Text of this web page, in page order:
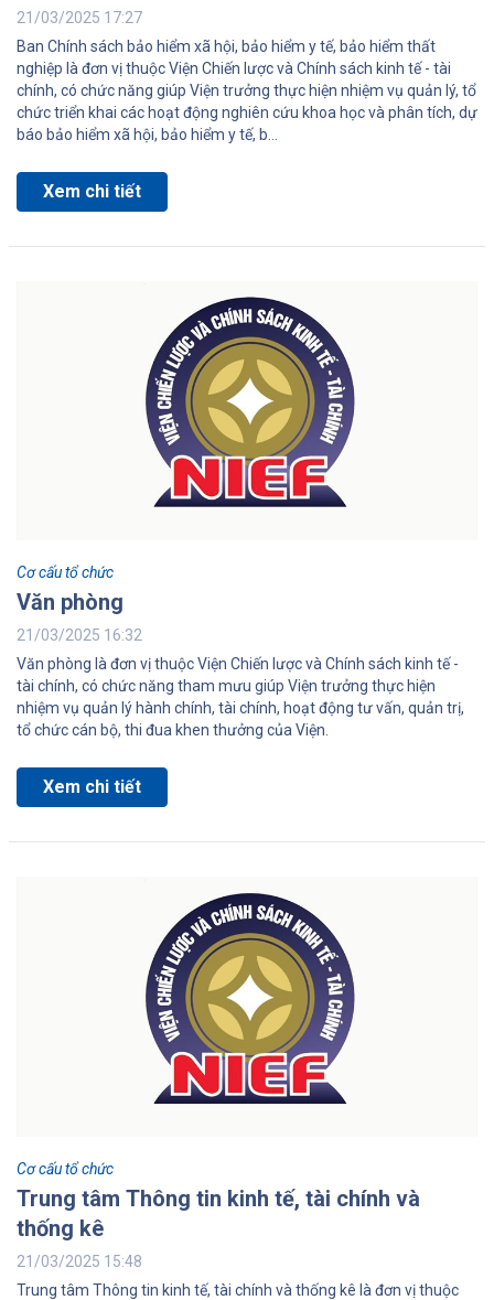
21/03/2025 17:27
Ban Chính sách bảo hiểm xã hội, bảo hiểm y tế, bảo hiểm thất
nghiệp là đơn vị thuộc Viện Chiến lược và Chính sách kinh tế - tài
chính, có chức năng giúp Viện trưởng thực hiện nhiệm vụ quản lý, tổ
chức triển khai các hoạt động nghiên cứu khoa học và phân tích, dự
báo bảo hiểm xã hội, bảo hiểm y tế, b...
Xem chi tiết
Cơ cấu tổ chức
Văn phòng
21/03/2025 16:32
Văn phòng là đơn vị thuộc Viện Chiến lược và Chính sách kinh tế -
tài chính, có chức năng tham mưu giúp Viện trưởng thực hiện
nhiệm vụ quản lý hành chính, tài chính, hoạt động tư vấn, quản trị,
tổ chức cán bộ, thi đua khen thưởng của Viện.
Xem chi tiết
Cơ cấu tổ chức
Trung tâm Thông tin kinh tế, tài chính và
thống kê
21/03/2025 15:48
Trung tâm Thông tin kinh tế, tài chính và thống kê là đơn vị thuộc